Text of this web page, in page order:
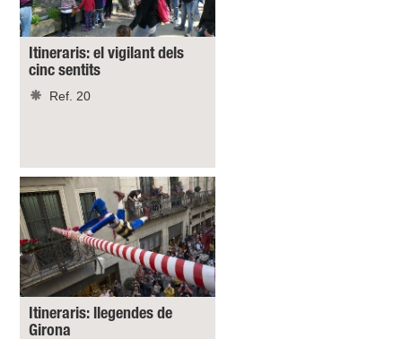
Itineraris: el vigilant dels
cinc sentits
Ref. 20
Itineraris: llegendes de
Girona